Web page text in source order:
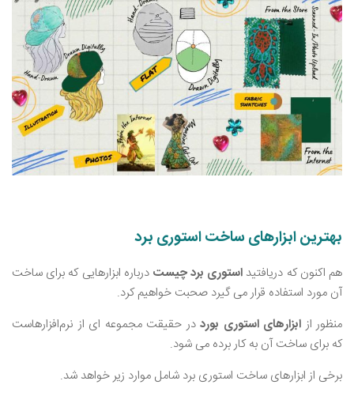
بهترین ابزارهای ساخت استوری برد
هم اکنون که دریافتید استوری برد چیست درباره ابزارهایی که برای ساخت
آن مورد استفاده قرار می ‌گیرد صحبت خواهیم کرد.
منظور از ابزارهای استوری بورد در حقیقت مجموعه‌ ای از نرم‌افزارهاست
که برای ساخت آن به کار برده می ‌شود.
برخی از ابزارهای ساخت استوری برد شامل موارد زیر خواهد شد.